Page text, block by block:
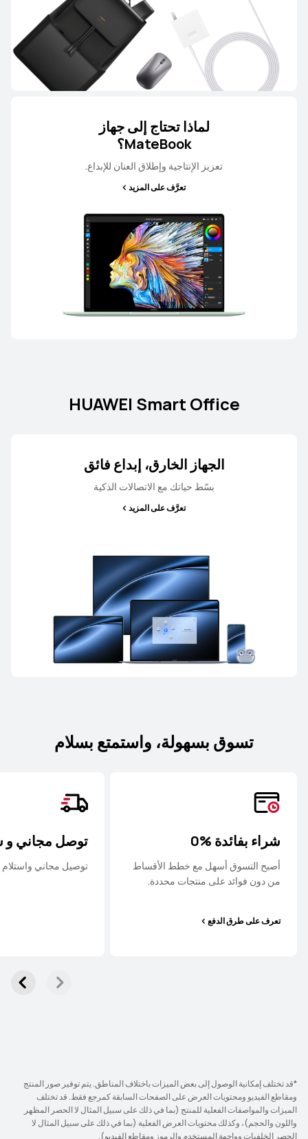
لماذا تحتاج إلى جهاز
MateBook؟
تعزيز الإنتاجية وإطلاق العنان للإبداع.
تعرَّف على المزيد
HUAWEI Smart Office
الجهاز الخارق، إبداع فائق
بسّط حياتك مع الاتصالات الذكية
تعرَّف على المزيد
تسوق بسهولة، واستمتع بسلام
شراء بفائدة ‎0%‎
أصبح التسوق أسهل مع خطط الأقساط
من دون فوائد على منتجات محددة.
تعرف على طرق الدفع
توصل مجاني و
توصيل مجاني
*قد تختلف إمكانية الوصول إلى بعض الميزات باختلاف المناطق. يتم توفير صور المنتج
ومقاطع الفيديو ومحتويات العرض على الصفحات السابقة كمرجع فقط. قد تختلف
الميزات والمواصفات الفعلية للمنتج (بما في ذلك على سبيل المثال لا الحصر المظهر
واللون والحجم)، وكذلك محتويات العرض الفعلية (بما في ذلك على سبيل المثال لا
الحصر الخلفيات وواجهة المستخدم والرموز ومقاطع الفيديو).